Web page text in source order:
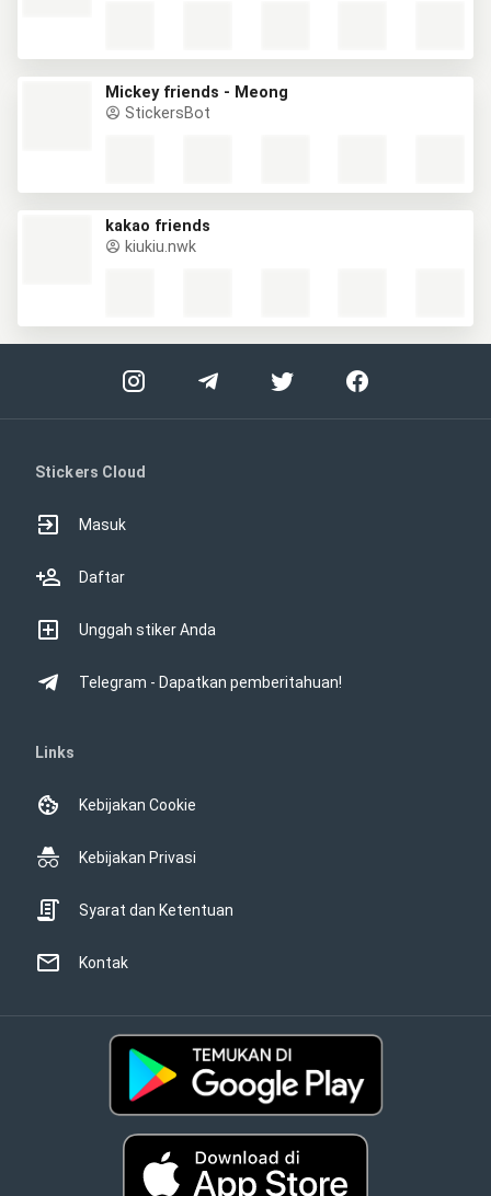
Mickey friends - Meong
StickersBot
kakao friends
kiukiu.nwk
Stickers Cloud
Masuk
Daftar
Unggah stiker Anda
Telegram - Dapatkan pemberitahuan!
Links
Kebijakan Cookie
Kebijakan Privasi
Syarat dan Ketentuan
Kontak